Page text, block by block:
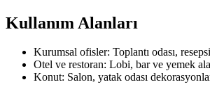
Kullanım Alanları
Kurumsal ofisler: Toplantı odası,
Otel ve restoran: Lobi, bar ve yemek
Konut: Salon, yatak odası